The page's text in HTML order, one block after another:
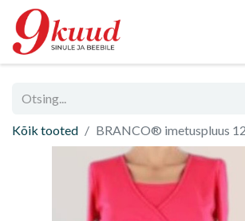
Kõik tooted BRANCO® imetuspluus